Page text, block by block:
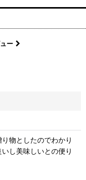
ー
物としたのでわかり
し美味しいとの便り